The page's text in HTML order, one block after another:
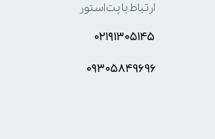
ارتباط با پت استور
۰۲۱۹۱۳۰۵۱۴۵
۰۹۳۰۵8۴9696